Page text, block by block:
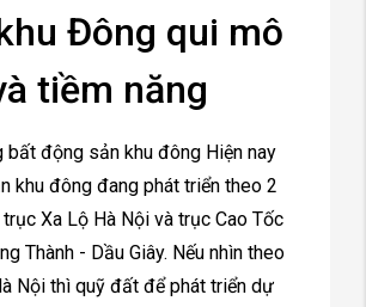
Đông qui mô
tiềm năng
bất động sản khu đông Hiện nay
khu đông đang phát triển theo 2
Xa Lộ Hà Nội và trục Cao Tốc
Thành - Dầu Giây. Nếu nhìn theo
Nội thì quỹ đất để phát triển dự